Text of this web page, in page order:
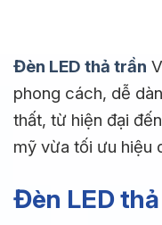
Đèn LED thả trần
phong cách, dễ
thất, từ hiện đại
mỹ vừa tối ưu hiệu
Đèn LED